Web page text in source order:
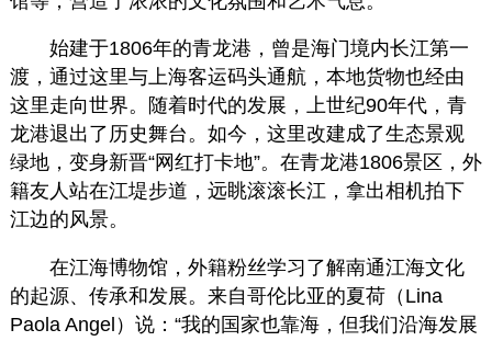
始建于1806年的青龙港，曾是海门境内长江第一
渡，通过这里与上海客运码头通航，本地货物也经由
这里走向世界。随着时代的发展，上世纪90年代，青
龙港退出了历史舞台。如今，这里改建成了生态景观
绿地，变身新晋“网红打卡地”。在青龙港1806景区，外
籍友人站在江堤步道，远眺滚滚长江，拿出相机拍下
江边的风景。
在江海博物馆，外籍粉丝学习了解南通江海文化
的起源、传承和发展。来自哥伦比亚的夏荷（Lina
Paola Angel）说：“我的国家也靠海，但我们沿海发展